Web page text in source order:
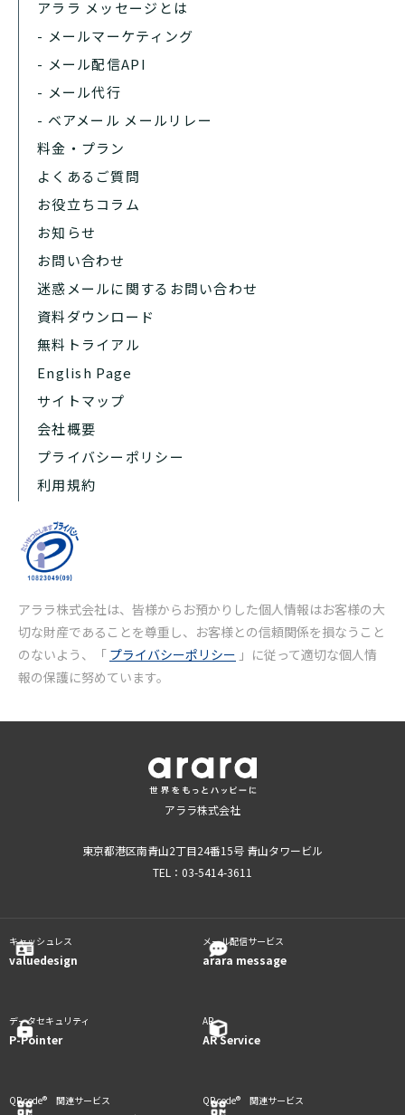
アララ メッセージとは
- メールマーケティング
- メール配信API
- メール代行
- ベアメール メールリレー
料金・プラン
よくあるご質問
お役立ちコラム
お知らせ
お問い合わせ
迷惑メールに関するお問い合わせ
資料ダウンロード
無料トライアル
English Page
サイトマップ
会社概要
プライバシーポリシー
利用規約
アララ株式会社は、皆様からお預かりした個人情報はお客様の大
切な財産であることを尊重し、お客様との信頼関係を損なうこと
のないよう、「 プライバシーポリシー 」に従って適切な個人情
報の保護に努めています。
アララ株式会社
東京都港区南青山2丁目24番15号 青山タワービル
TEL：03-5414-3611
キャッシュレス
valuedesign
メール配信サービス
arara message
データセキュリティ
P-Pointer
AR ​
AR Service
QR code® 関連サービス QR code® 関連サービス